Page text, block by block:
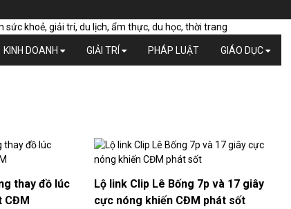
KINH DOANH GIẢI TRÍ PHÁP LUẬT GIÁO DỤC
thay đồ lúc
CĐM
Lộ link Clip Lê Bống 7p và 17 giây
cực nóng khiến CĐM phát sốt